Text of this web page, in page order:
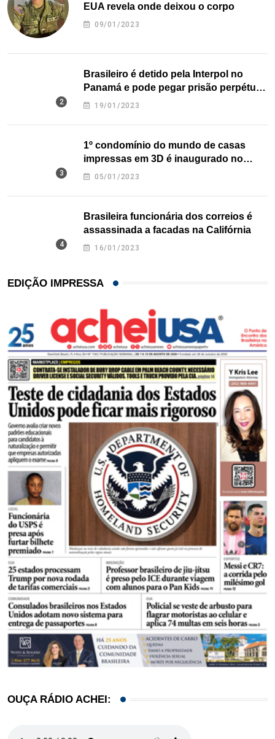
EUA revela onde deixou o corpo
09/01/2023
Brasileiro é detido pela Interpol no
Panamá e pode pegar prisão perpétua
nos EUA
19/01/2023
1º condomínio do mundo de casas
impressas em 3D é inaugurado no
Texas
05/01/2023
Brasileira funcionária dos correios é
assassinada a facadas na Califórnia
16/01/2023
EDIÇÃO IMPRESSA
OUÇA RÁDIO ACHEI: